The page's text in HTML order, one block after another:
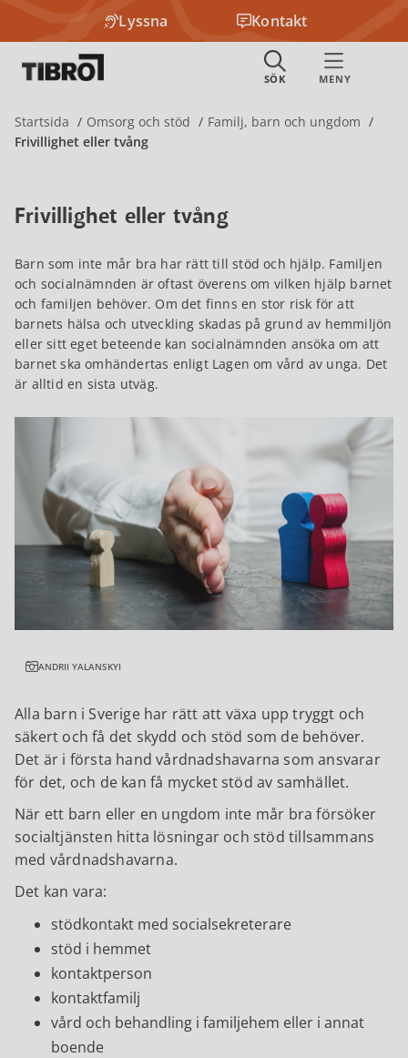
Lyssna Kontakt
Startsida Omsorg och stöd
Familj, barn och ungdom
Frivillighet eller tvång
Frivillighet eller tvång
Barn som inte mår bra har rätt till stöd och hjälp. Familjen
och socialnämnden är oftast överens om vilken hjälp barnet
och familjen behöver. Om det finns en stor risk för att
barnets hälsa och utveckling skadas på grund av hemmiljön
eller sitt eget beteende kan socialnämnden ansöka om att
barnet ska omhändertas enligt Lagen om vård av unga. Det
är alltid en sista utväg.
ANDRII YALANSKYI
Alla barn i Sverige har rätt att växa upp tryggt och
säkert och få det skydd och stöd som de behöver.
Det är i första hand vårdnadshavarna som ansvarar
för det, och de kan få mycket stöd av samhället.
När ett barn eller en ungdom inte mår bra försöker
socialtjänsten hitta lösningar och stöd tillsammans
med vårdnadshavarna.
Det kan vara:
stödkontakt med socialsekreterare
stöd i hemmet
kontaktperson
kontaktfamilj
vård och behandling i familjehem eller i annat
boende